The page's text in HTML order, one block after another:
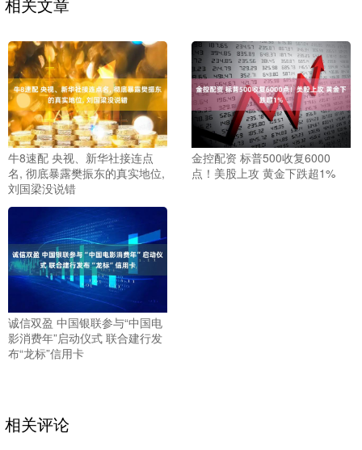
相关文章
牛8速配 央视、新华社接连点
名, 彻底暴露樊振东的真实地位,
刘国梁没说错
金控配资 标普500收复6000
点！美股上攻 黄金下跌超1%
诚信双盈 中国银联参与“中国电
影消费年”启动仪式 联合建行发
布“龙标”信用卡
相关评论